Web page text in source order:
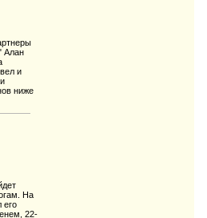
Алан
и
ниже
На
его
22-